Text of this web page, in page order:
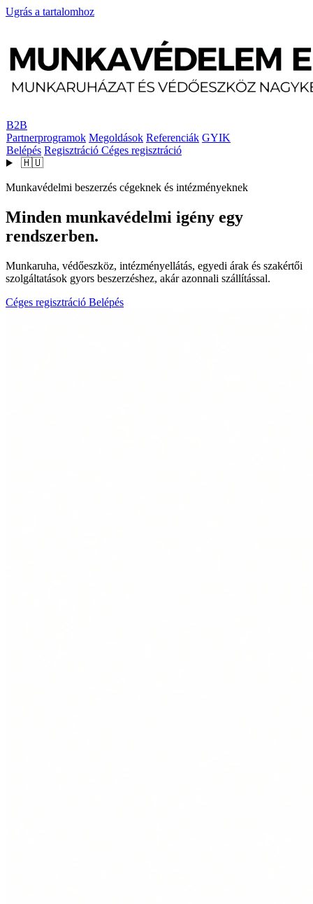
Ugrás a tartalomhoz
B2B
Partnerprogramok Megoldások Referenciák GYIK
Belépés Regisztráció Céges regisztráció
🇭🇺
Munkavédelmi beszerzés cégeknek és intézményeknek
Minden munkavédelmi igény egy
rendszerben.
Munkaruha, védőeszköz, intézményellátás, egyedi árak és szakértői
szolgáltatások gyors beszerzéshez, akár azonnali szállítással.
Céges regisztráció Belépés